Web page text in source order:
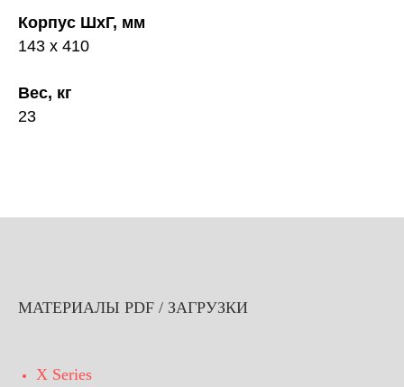
Корпус ШxГ, мм
143 x 410
Вес, кг
23
МАТЕРИАЛЫ PDF / ЗАГРУЗКИ
X Series